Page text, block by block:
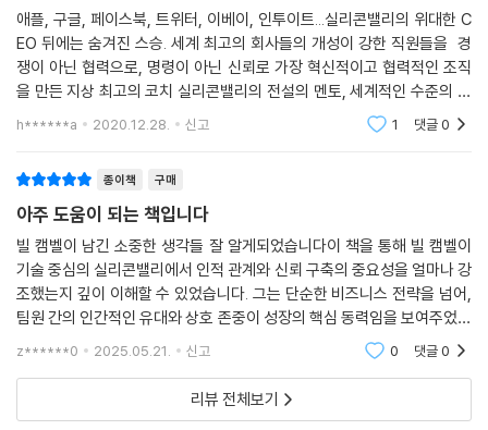
최고의 혁신은 경쟁이 아닌 협력에서 나온다
‘경쟁하는 팀’을 ‘협력하는 커뮤니티’로
팀 스포츠에서는 뛰어난 선수가 약속된 팀플레이를 깨고 개인 기량을 뽐내
려 할 때 팀은 무너진다. 비즈니스 세계에서도 팀을 위해 개인의 성과를 양
은 성과를 낸다. 개인들이 승진을 두고 내부 경쟁에 빠질 때 자신의 역량을
충분히 발휘하기가 어렵다. 빌 캠벨의 위대성은 팀 승리에 협력의 문화가
얼마나 중요한지 알고 팀을 공통된 목표 아래 하나 된 공동체로 만든 데 있
다. 저자들은 “빌이 없었다면 구글은 오늘날의 구글이 되지 못했을 것”이
라며 빌이 어떻게 공동체 문화를 만들어갔는지 설명한다.
“팀 없이는 어떤 일도 할 수 없다.” 빌에게 문제해결은 걱정거리가 아니었
다. 그는 문제를 분석하는 대신 그것을 해결하는 데 가장 적합한 사람은 누
구인지, 그가 적합한 팀에 배정되었는지, 성공에 필요한 지원을 해주고 있
애플, 구글, 페이스북, 트위터, 이베이, 인투이트...실리콘밸리의 위대한 C
EO 뒤에는 숨겨진 스승. 세계 최고의 회사들의 개성이 강한 직원들을 경
쟁이 아닌 협력으로, 명령이 아닌 신뢰로 가장 혁신적이고 협력적인 조직
을 만든 지상 최고의 코치 실리콘밸리의 전설의 멘토, 세계적인 수준의 경
청자,가장 위대하고 현명한 멘토라고 칭송받는 빌 캠벨 자기계발 책이 넘
h******a 2020.12.28. 신고 1 댓글0
종이책 구매
아주 도움이 되는 책입니다
빌 캠벨이 남긴 소중한 생각들 잘 알게되었습니다이 책을 통해 빌 캠벨이
기술 중심의 실리콘밸리에서 인적 관계와 신뢰 구축의 중요성을 얼마나 강
조했는지 깊이 이해할 수 있었습니다. 그는 단순한 비즈니스 전략을 넘어,
팀원 간의 인간적인 유대와 상호 존중이 성장의 핵심 동력임을 보여주었습
니다. 리더의 역할이 외로운 자리가 될 수 있음을 인지하고, 이를 극복하기
z******0 2025.05.21. 신고 0 댓글0
리뷰 전체보기